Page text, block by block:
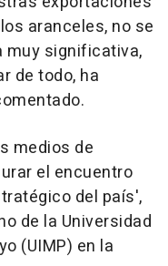
aranceles, no se
significativa,
de todo, ha
medios de
el encuentro
del país',
de la Universidad
(UIMP) en la